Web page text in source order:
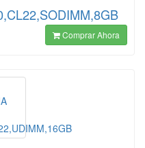
Comprar Ahora